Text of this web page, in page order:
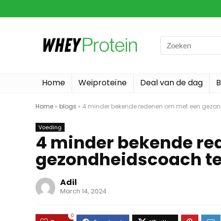
Search
for:
Home Weiproteïne Deal van de dag
Home » blogs » 4 minder bekende redenen om met een
Voeding
4 minder bekende
gezondheidscoach
Adil
March 14, 2024
0